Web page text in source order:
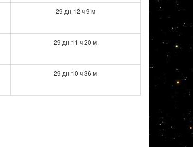
29 дн 12 ч 9 м
29 дн 11 ч 20 м
29 дн 10 ч 36 м